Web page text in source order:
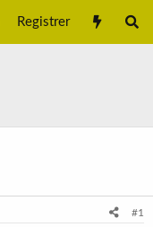
Registrer
#1